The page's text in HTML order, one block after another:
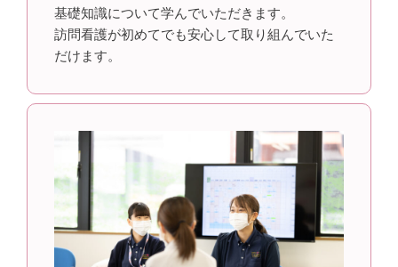
基礎知識について学んでいただきます。
訪問看護が初めてでも安心して取り組んでいた
だけます。